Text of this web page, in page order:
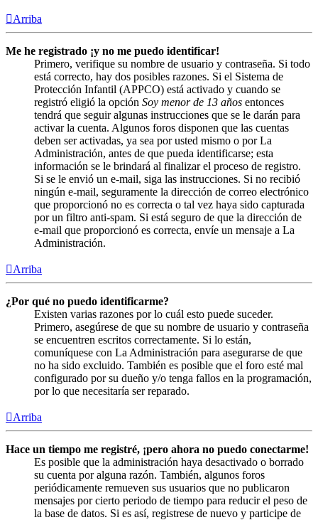
Arriba
Me he registrado ¡y no me puedo identificar!
Primero, verifique su nombre de usuario y contraseña. Si todo
está correcto, hay dos posibles razones. Si el Sistema de
Protección Infantil (APPCO) está activado y cuando se
registró eligió la opción Soy menor de 13 años entonces
tendrá que seguir algunas instrucciones que se le darán para
activar la cuenta. Algunos foros disponen que las cuentas
deben ser activadas, ya sea por usted mismo o por La
Administración, antes de que pueda identificarse; esta
información se le brindará al finalizar el proceso de registro.
Si se le envió un e-mail, siga las instrucciones. Si no recibió
ningún e-mail, seguramente la dirección de correo electrónico
que proporcionó no es correcta o tal vez haya sido capturada
por un filtro anti-spam. Si está seguro de que la dirección de
e-mail que proporcionó es correcta, envíe un mensaje a La
Administración.
Arriba
¿Por qué no puedo identificarme?
Existen varias razones por lo cuál esto puede suceder.
Primero, asegúrese de que su nombre de usuario y contraseña
se encuentren escritos correctamente. Si lo están,
comuníquese con La Administración para asegurarse de que
no ha sido excluido. También es posible que el foro esté mal
configurado por su dueño y/o tenga fallos en la programación,
por lo que necesitaría ser reparado.
Arriba
Hace un tiempo me registré, ¡pero ahora no puedo conectarme!
Es posible que la administración haya desactivado o borrado
su cuenta por alguna razón. También, algunos foros
periódicamente remueven sus usuarios que no publicaron
mensajes por cierto periodo de tiempo para reducir el peso de
la base de datos. Si es así, registrese de nuevo y participe de